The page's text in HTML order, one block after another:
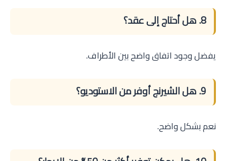
8. هل أحتاج إلى عقد؟
يفضل وجود اتفاق واضح بين الأطراف.
9. هل الشيرنج أوفر من الاستوديو؟
نعم بشكل واضح.